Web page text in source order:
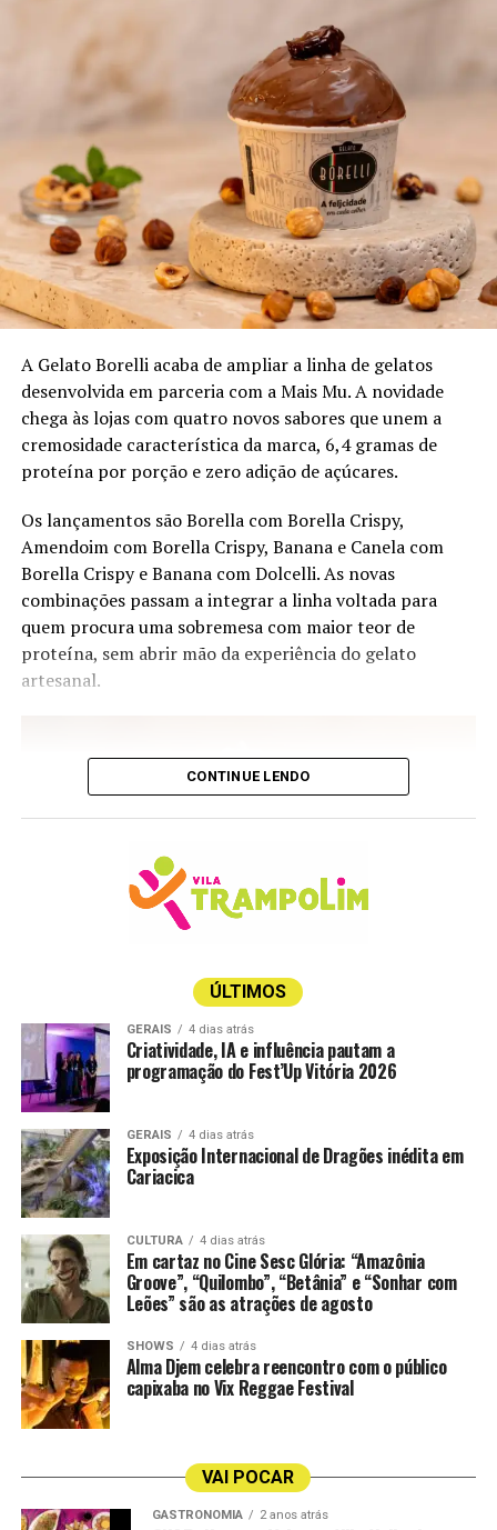
Veja a lista completa com os premiados no Top Five
da ExpoVinhos Vitória 2026.
Branco Novo Mundo
Errazuris Chardonay – produtor Viña Errazuris, Vale do
Litoral Sauv Blanc – produtor Vale Leyda; uva Sauv
Blanc; safra 2024
QPQ Gran Reserva – produtor Maipo; uva Chardonnay;
Salton Virtude – produtor Campanha Gaúcha; uva
Chardonnay; safra 2025
Sauvignon Blanc, edição Costeira – produtor Viña
Requingua, Tapihue, Casa Blanc Chile; uva Sauvignon
Blanc; safra 2025
Bricco Dei Guazzi Gavi – produtor Piemonte; uva
Guru Branco 750 ml – produtor Wine & Soul Portugal,
Douro; uva Blend de Uvas Brancas Códega do Larinho,
Gouveio, Rabigato, Viosinho); safra 2023
uva Arinto, Gouveio Rabigato, Viosino; safra 2025
Quinta Carmo – produtor Bacalhoa Portugal; uva
Roupeiro, Antão Vaz, Arinto; safra 2023
Riporta Pecorino – produtor Fantini Itália; uva
Pecorino; safra 2024
Espumante
Champagne Jules Pierlot Premier Cru Millésimé Brut BR
750 ml – produtor Collery França, Champagne; uva
Chardonnay, Meunier, Pinot Noir; safra 2019
Trentino, Farroupilha/RS Brasil; uva Chardonnay e
Pinot Noir; safra S/SF
Espumante Esperanto – produtor Tenute Di Casalnuovo
Teviso; uva Glera; safra Indeterminada
Espumante Garibaldi VG Nature Blanc De Blanc –
A Gelato Borelli acaba de ampliar a linha de gelatos
desenvolvida em parceria com a Mais Mu. A novidade
chega às lojas com quatro novos sabores que unem a
cremosidade característica da marca, 6,4 gramas de
proteína por porção e zero adição de açúcares.
Os lançamentos são Borella com Borella Crispy,
Amendoim com Borella Crispy, Banana e Canela com
Borella Crispy e Banana com Dolcelli. As novas
combinações passam a integrar a linha voltada para
quem procura uma sobremesa com maior teor de
proteína, sem abrir mão da experiência do gelato
artesanal.
os novos sabores nas unidades da Gelato Borelli da Praia
do Canto e do Shopping Vitória, de acordo com a
disponibilidade de estoque.
CONTINUE LENDO
ÚLTIMOS
GERAIS 4 dias atrás
Criatividade, IA e influência pautam a
programação do Fest’Up Vitória 2026
GERAIS 4 dias atrás
Exposição Internacional de Dragões inédita em
Cariacica
CULTURA 4 dias atrás
Em cartaz no Cine Sesc Glória: “Amazônia
Groove”, “Quilombo”, “Betânia” e “Sonhar com
Leões” são as atrações de agosto
SHOWS 4 dias atrás
Alma Djem celebra reencontro com o público
capixaba no Vix Reggae Festival
VAI POCAR
GASTRONOMIA 2 anos atrás